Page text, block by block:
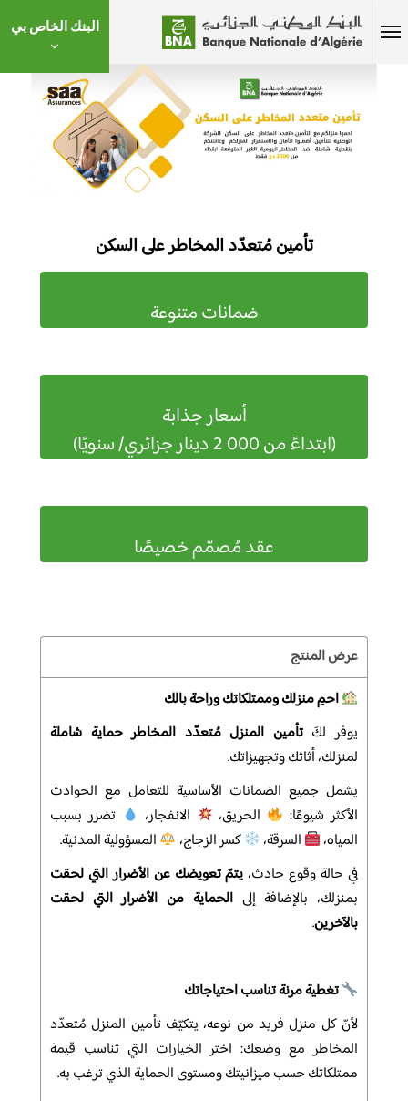
البنك الخاص بي
تأمين مُتعدّد المخاطر على السكن
ضمانات متنوعة
أسعار جذابة
(ابتداءً من 000 2 دينار جزائري/ سنويًا)
عقد مُصمّم خصيصًا
عرض المنتج
احمِ منزلك وممتلكاتك وراحة بالك
يوفر لكَتأمين المنزل مُتعدّد المخاطر حماية شاملة
لمنزلك، أثاثك وتجهيزاتك.
يشمل جميع الضمانات الأساسية للتعامل مع الحوادث
الأكثر شيوعًا:
الحريق، الانفجار،
تضرر بسبب
المياه،
السرقة، كسر الزجاج،
المسؤولية المدنية.
في حالة وقوع حادث،يتمّ تعويضك عن الأضرار التي لحقت
بمنزلك، بالإضافة إلىالحماية من الأضرار التي لحقت
بالآخرين.
تغطية مرنة تناسب احتياجاتك
لأنّ كل منزل فريد من نوعه، يتكيّف تأمين المنزل مُتعدّد
المخاطر مع وضعك: اختر الخيارات التي تناسب قيمة
ممتلكاتك حسب ميزانيتك ومستوى الحماية الذي ترغب به.